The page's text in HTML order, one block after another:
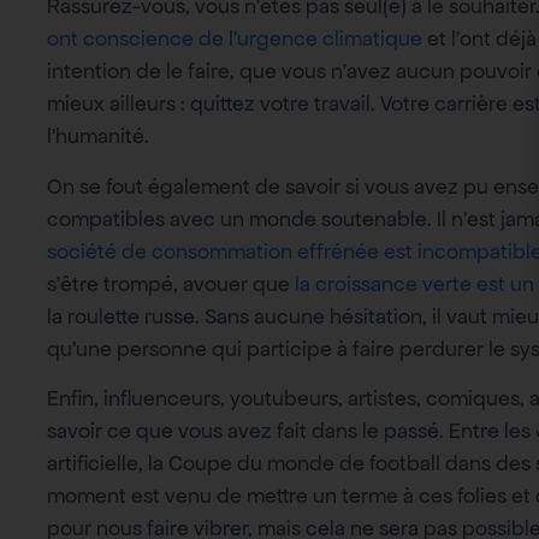
Rassurez-vous, vous n’êtes pas seul(e) à le souhaiter.
ont conscience de l’urgence climatique et l’ont
intention de le faire, que vous n’avez aucun
mieux ailleurs : quittez votre travail. Votre carrière
l’humanité.
On se fout également de savoir si vous avez pu
compatibles avec un monde soutenable. Il n’est
société de consommation effrénée est
s’être trompé, avouer que la croissance verte est un
la roulette russe. Sans aucune hésitation, il vaut
qu’une personne qui participe à faire perdurer le
Enfin, influenceurs, youtubeurs, artistes,
savoir ce que vous avez fait dans le passé. Entre
artificielle, la Coupe du monde de football dans
moment est venu de mettre un terme à ces folies
pour nous faire vibrer, mais cela ne sera pas